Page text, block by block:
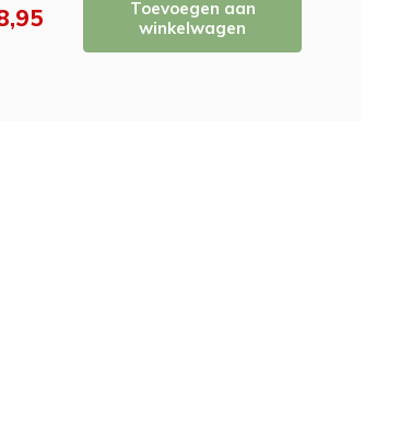
Toevoegen aan
winkelwagen